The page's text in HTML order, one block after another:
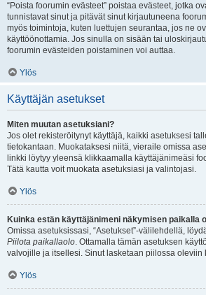
“Poista foorumin evästeet” poistaa evästeet, jotka
tunnistavat sinut ja pitävät sinut kirjautuneena
myös toimintoja, kuten luettujen seurantaa, jos ne
käyttöönottamia. Jos sinulla on sisään tai
foorumin evästeiden poistaminen voi auttaa.
Ylös
Käyttäjän asetukset
Miten muutan asetuksiani?
Jos olet rekisteröitynyt käyttäjä, kaikki asetuksesi
tietokantaan. Muokataksesi niitä, vieraile omissa
linkki löytyy yleensä klikkaamalla käyttäjänimeäsi
Tätä kautta voit muokata asetuksiasi ja valintojasi.
Ylös
Kuinka estän käyttäjänimeni näkymisen paikalla
Omissa asetuksissasi, “Asetukset”-välilehdellä,
Piilota paikallaolo. Ottamalla tämän asetuksen
valvojille ja itsellesi. Sinut lasketaan piilossa oleviin
Ylös